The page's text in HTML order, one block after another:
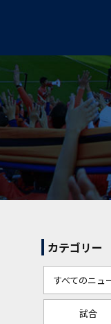
カテゴリー
すべてのニュ
試合